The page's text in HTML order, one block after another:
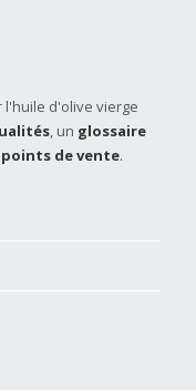
d'olive vierge
, un glossaire
de vente.